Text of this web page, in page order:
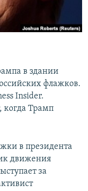
в здании
флажков.
Insider.
Трамп
в президента
движения
за